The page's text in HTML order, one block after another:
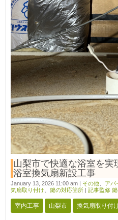
山梨市で快適な浴室を実
浴室換気扇新設工事
January 13, 2026 11:00 am | その他 アパ
気扇取り付け
鍵の対応箇所 | 記事監修
室内工事 山梨市 換気扇取り付